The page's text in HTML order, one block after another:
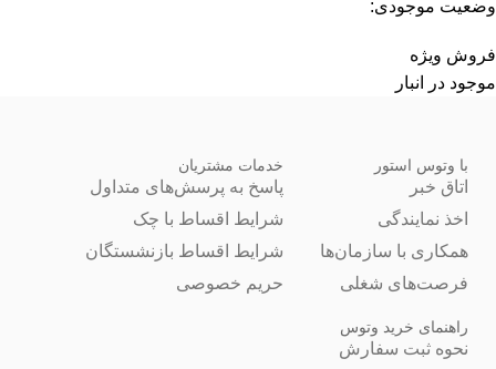
وضعیت موجودی:
فروش ویژه
موجود در انبار
با وتوس استور
اتاق خبر
اخذ نمایندگی
همکاری با سازمان‌ها
فرصت‌های شغلی
خدمات مشتریان
پاسخ به پرسش‌های متداول
شرایط اقساط با چک
شرایط اقساط بازنشستگان
حریم خصوصی
راهنمای خرید وتوس
نحوه ثبت سفارش